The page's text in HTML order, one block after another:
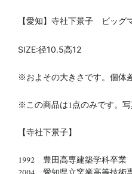
【愛知】寺社下景子 ビッグ
SIZE:径10.5高12
※およその大きさです。個体
※この商品は1点のみです。
【寺社下景子】
1992 豊田高専建築学科卒業